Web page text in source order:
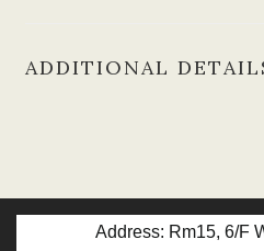
ADDITIONAL
Address: Rm15, 6/F